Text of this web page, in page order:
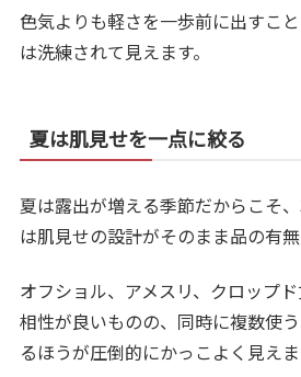
色気よりも軽さを一歩前に出すこ
は洗練されて見えます。
夏は肌見せを一点に絞る
夏は露出が増える季節だからこそ
は肌見せの設計がそのまま品の有無
オフショル、アメスリ、クロップ
相性が良いものの、同時に複数使
るほうが圧倒的にかっこよく見えま